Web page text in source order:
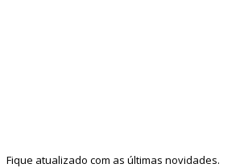
Fique atualizado com as últimas novidades.